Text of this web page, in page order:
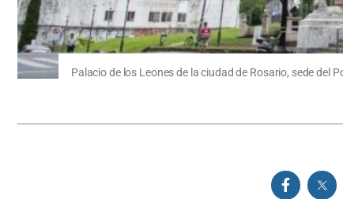
Palacio de los Leones de la ciudad de Rosario, sede del